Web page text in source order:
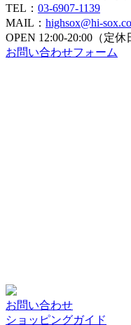
TEL： 03-6907-1139
MAIL： highsox@hi-
OPEN 12:00-20:00（定休
お問い合わせフォーム
お問い合わせ
ショッピングガイド